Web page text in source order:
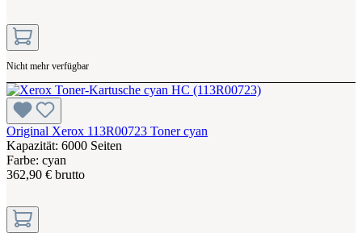
Nicht mehr verfügbar
Original Xerox 113R00723 Toner cyan
Kapazität: 6000 Seiten
Farbe: cyan
362,90 € brutto